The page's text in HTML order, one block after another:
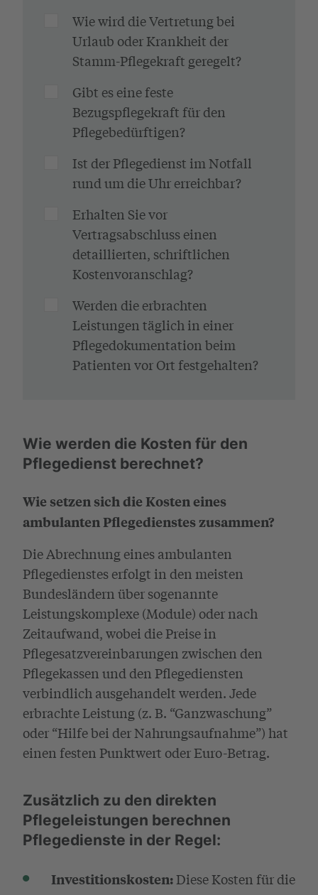
Wie wird die Vertretung bei
Urlaub oder Krankheit der
Stamm-Pflegekraft geregelt?
Gibt es eine feste
Bezugspflegekraft für den
Pflegebedürftigen?
Ist der Pflegedienst im Notfall
rund um die Uhr erreichbar?
Erhalten Sie vor
Vertragsabschluss einen
detaillierten, schriftlichen
Kostenvoranschlag?
Werden die erbrachten
Leistungen täglich in einer
Pflegedokumentation beim
Patienten vor Ort festgehalten?
Wie werden die Kosten für den
Pflegedienst berechnet?
Wie setzen sich die Kosten eines
ambulanten Pflegedienstes zusammen?
Die Abrechnung eines ambulanten
Pflegedienstes erfolgt in den meisten
Bundesländern über sogenannte
Leistungskomplexe (Module) oder nach
Zeitaufwand, wobei die Preise in
Pflegesatzvereinbarungen zwischen den
Pflegekassen und den Pflegediensten
verbindlich ausgehandelt werden. Jede
erbrachte Leistung (z. B. “Ganzwaschung”
oder “Hilfe bei der Nahrungsaufnahme”) hat
einen festen Punktwert oder Euro-Betrag.
Zusätzlich zu den direkten
Pflegeleistungen berechnen
Pflegedienste in der Regel:
Investitionskosten:Diese Kosten für die